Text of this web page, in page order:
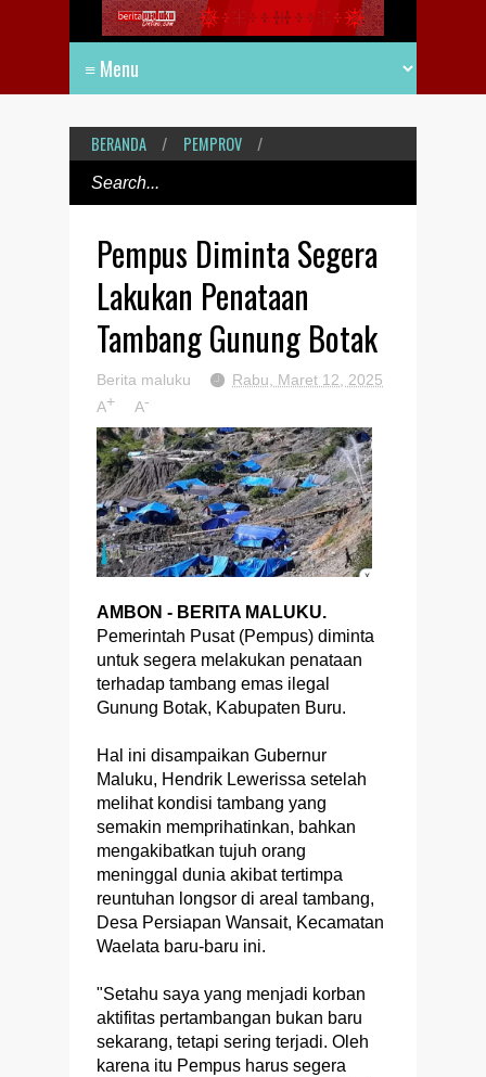
BERANDA / PEMPROV /
Pempus Diminta Segera
Lakukan Penataan
Tambang Gunung Botak
Berita maluku
Rabu, Maret 12, 2025
A+ A-
AMBON - BERITA MALUKU.
Pemerintah Pusat (Pempus) diminta
untuk segera melakukan penataan
terhadap tambang emas ilegal
Gunung Botak, Kabupaten Buru.
Hal ini disampaikan Gubernur
Maluku, Hendrik Lewerissa setelah
melihat kondisi tambang yang
semakin memprihatinkan, bahkan
mengakibatkan tujuh orang
meninggal dunia akibat tertimpa
reuntuhan longsor di areal tambang,
Desa Persiapan Wansait, Kecamatan
Waelata baru-baru ini.
"Setahu saya yang menjadi korban
aktifitas pertambangan bukan baru
sekarang, tetapi sering terjadi. Oleh
karena itu Pempus harus segera